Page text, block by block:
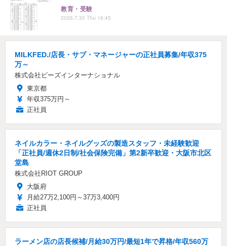
教育・受験
2026.7.30 Thu 16:45
MILKFED./店長・サブ・マネージャーの正社員募集/年収375
万～
株式会社ビーズインターナショナル
東京都
年収375万円～
正社員
ネイルカラー・ネイルグッズの製造スタッフ・未経験歓迎
「正社員/週休2日制/社会保険完備」第2新卒歓迎・大阪市北区
堂島
株式会社RIOT GROUP
大阪府
月給27万2,100円～37万3,400円
正社員
ラーメン店の店長候補/月給30万円/最短1年で昇格/年収560万